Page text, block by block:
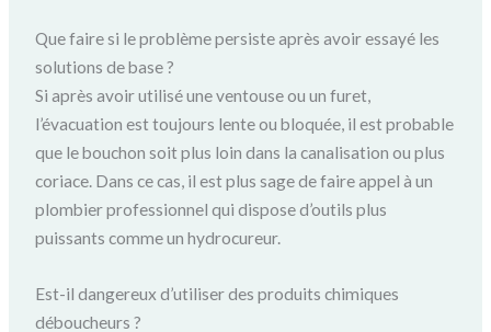
Que faire si le problème persiste après avoir essayé les
solutions de base ?
Si après avoir utilisé une ventouse ou un furet,
l’évacuation est toujours lente ou bloquée, il est probable
que le bouchon soit plus loin dans la canalisation ou plus
coriace. Dans ce cas, il est plus sage de faire appel à un
plombier professionnel qui dispose d’outils plus
puissants comme un hydrocureur.
Est-il dangereux d’utiliser des produits chimiques
déboucheurs ?